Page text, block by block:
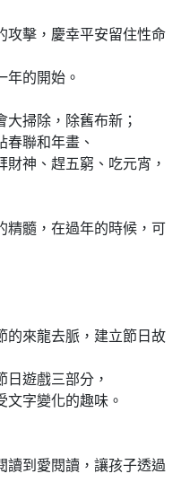
攻擊，慶幸平安留住性命
年的開始。
掃除，除舊布新；
聯和年畫、
財神、趕五窮、吃元宵，
精髓，在過年的時候，可
的來龍去脈，建立節日故
日遊戲三部分，
文字變化的趣味。
讀到愛閱讀，讓孩子透過